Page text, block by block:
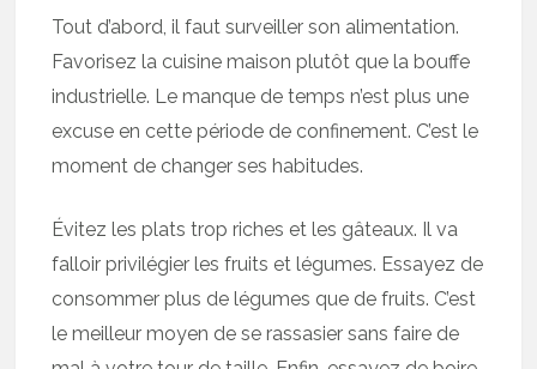
Tout d’abord, il faut surveiller son alimentation.
Favorisez la cuisine maison plutôt que la bouffe
industrielle. Le manque de temps n’est plus une
excuse en cette période de confinement. C’est le
moment de changer ses habitudes.
Évitez les plats trop riches et les gâteaux. Il va
falloir privilégier les fruits et légumes. Essayez de
consommer plus de légumes que de fruits. C’est
le meilleur moyen de se rassasier sans faire de